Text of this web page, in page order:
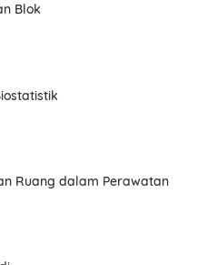
Blok
Ruang dalam Perawatan
NOW